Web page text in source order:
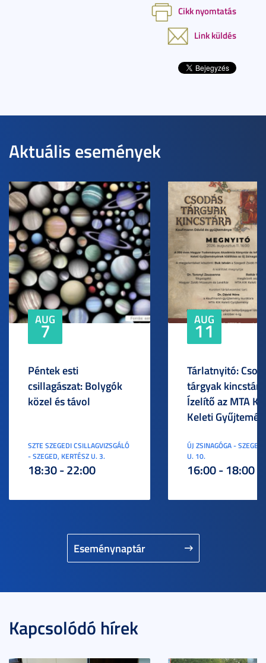
Cikk nyomtatás
Link küldés
Aktuális események
Eseménynaptár
AUG
7
Péntek esti
csillagászat: Bolygók
közel és távol
SZTE SZEGEDI CSILLAGVIZSGÁLÓ
- SZEGED, KERTÉSZ U. 3.
18:30 - 22:00
AUG
11
Tárlatnyitó:
tárgyak
Ízelítő az MTA
Keleti
ÚJ ZSINAGÓGA -
U. 10.
16:00 - 18:00
Kapcsolódó hírek